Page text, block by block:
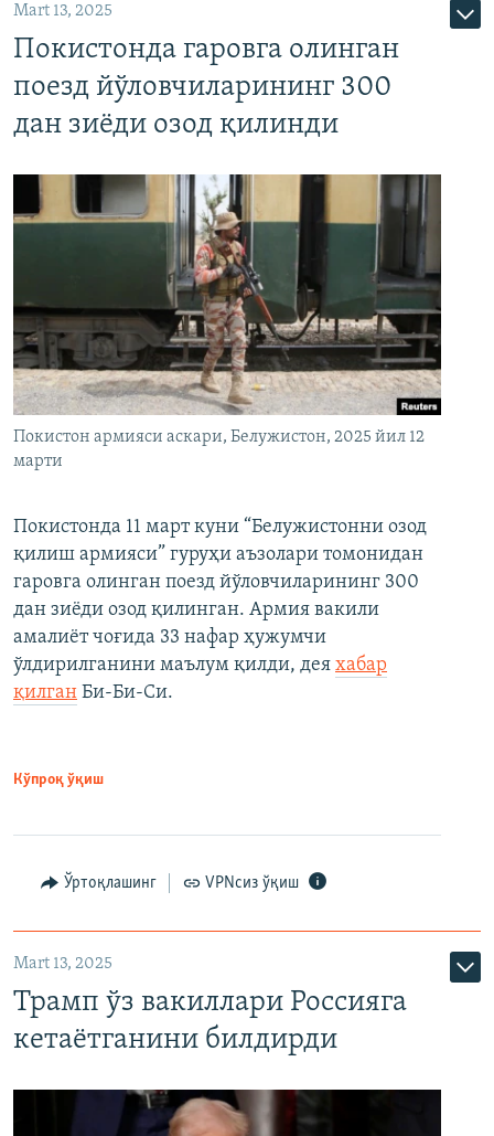
Mart 13, 2025
Покистонда гаровга олинган
поезд йўловчиларининг 300
дан зиёди озод қилинди
Покистон армияси аскари, Белужистон, 2025 йил 12
марти
Покистонда 11 март куни “Белужистонни озод
қилиш армияси” гуруҳи аъзолари томонидан
гаровга олинган поезд йўловчиларининг 300
дан зиёди озод қилинган. Армия вакили
амалиёт чоғида 33 нафар ҳужумчи
ўлдирилганини маълум қилди, дея хабар
қилган Би-Би-Си.
Кўпроқ ўқиш
Ўртоқлашинг VPNсиз ўқиш
Mart 13, 2025
Трамп ўз вакиллари Россияга
кетаётганини билдирди